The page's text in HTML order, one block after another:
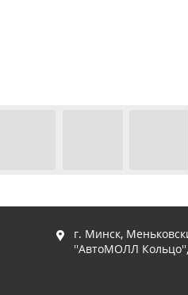
г. Минск,
''АвтоМОЛЛ